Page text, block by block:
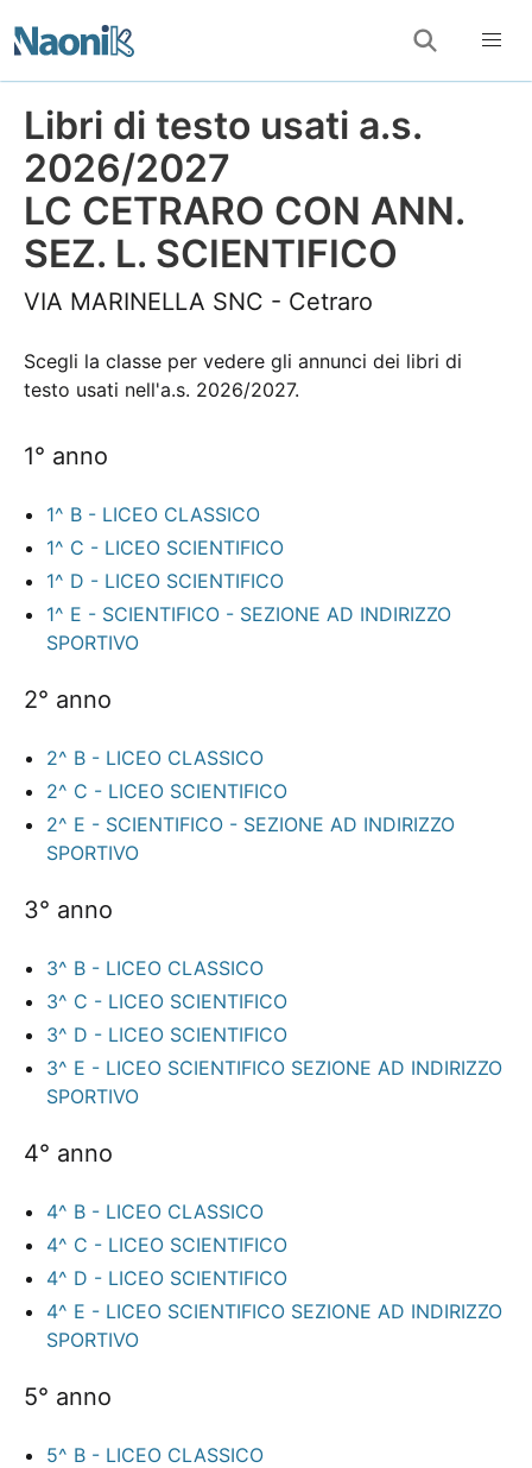
Libri di testo usati a.s.
2026/2027
LC CETRARO CON ANN.
SEZ. L. SCIENTIFICO
VIA MARINELLA SNC - Cetraro
Scegli la classe per vedere gli annunci dei libri di
testo usati nell'a.s. 2026/2027.
1° anno
1^ B - LICEO CLASSICO
1^ C - LICEO SCIENTIFICO
1^ D - LICEO SCIENTIFICO
1^ E - SCIENTIFICO - SEZIONE AD INDIRIZZO
SPORTIVO
2° anno
2^ B - LICEO CLASSICO
2^ C - LICEO SCIENTIFICO
2^ E - SCIENTIFICO - SEZIONE AD INDIRIZZO
SPORTIVO
3° anno
3^ B - LICEO CLASSICO
3^ C - LICEO SCIENTIFICO
3^ D - LICEO SCIENTIFICO
3^ E - LICEO SCIENTIFICO SEZIONE AD INDIRIZZO
SPORTIVO
4° anno
4^ B - LICEO CLASSICO
4^ C - LICEO SCIENTIFICO
4^ D - LICEO SCIENTIFICO
4^ E - LICEO SCIENTIFICO SEZIONE AD INDIRIZZO
SPORTIVO
5° anno
5^ B - LICEO CLASSICO